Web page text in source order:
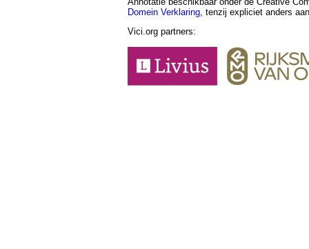
Domein Verklaring , tenzij expliciet anders
Vici.org partners: